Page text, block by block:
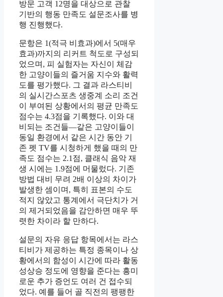
방문 고객 12명을 대상으로 관찰
기반의 행동 만족도 설문조사를 병
행 진행했다.
문항은 1(적극 비효과)에서 5(매우
효과)까지의 리커트 척도로 구성되
었으며, 피 실험자는 자신이 체감
한 고양이들의 즐거움 지수와 활력
도를 평가했다. 그 결과 라스티비
의 실시간스포츠 생중계 소리 조건
이 부여된 상황에서의 평균 만족도
점수는 4.3점을 기록했다. 이와 대
비되는 조건들—같은 고양이들이
동일 환경에서 같은 시간 동안 기
존 펫 TV를 시청하게 했을 때의 만
족도 점수는 2.1점, 클래식 음악 재
생 시에는 1.9점에 머물렀다. 기존
방법 대비 무려 2배 이상의 차이가
발생한 셈이며, 특히 표본의 수도
적지 않았고 통계에서 극단치가 거
의 제거되었음을 감안하면 매우 뚜
렷한 차이라 할 만하다.
설문의 자유 응답 항목에서는 라스
티비가 제공하는 특정 종목이나 상
황에서의 함성이 시간에 따라 활동
성상승 정도에 영향을 준다는 흥미
로운 추가 증언도 여러 건 접수되
었다. 예를 들어 골 직전의 팽팽한